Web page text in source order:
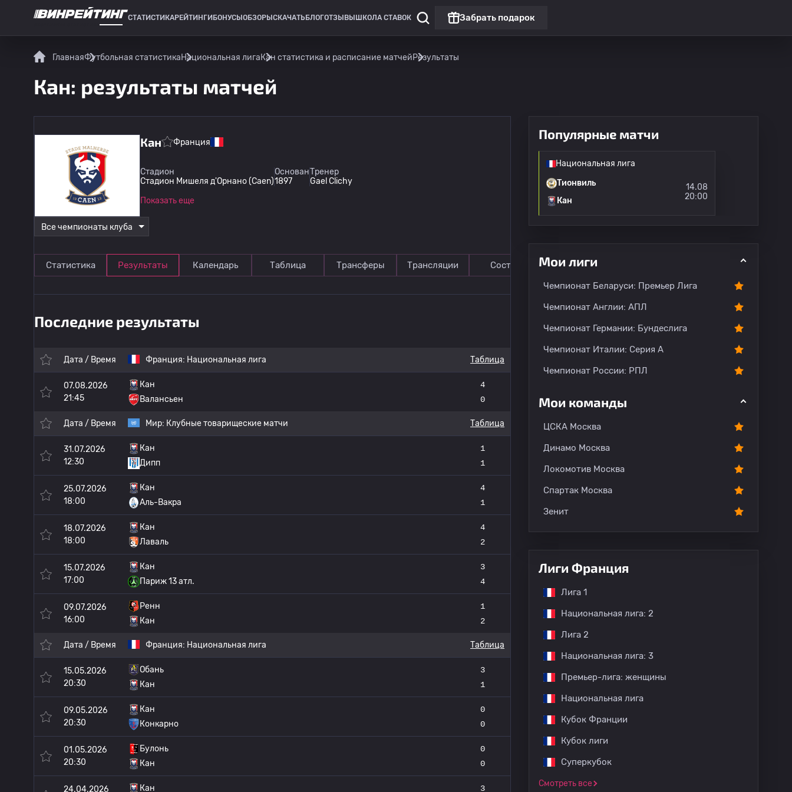
СТАТИСТИКАРЕЙТИНГИ БОНУСЫ ОБЗОРЫ СКАЧАТЬ БЛОГОТЗЫВЫ ШКОЛА СТАВОК Забрать подарок
ГлавнаяФутбольная статистикаНациональная лигаКан статистика и расписание матчейРезультаты
Кан: результаты матчей
Кан Франция
Стадион
Стадион Мишеля д'Орнано (Caen)
Основан
1897
Тренер
Gael Clichy
Показать еще
Все чемпионаты клуба
Статистика Результаты Календарь Таблица Трансферы Трансляции Состав
Последние результаты
Дата / Время Франция: Национальная лига Таблица
07.08.2026
21:45
Кан
Валансьен
4
0
Дата / Время Мир: Клубные товарищеские матчи Таблица
31.07.2026
12:30
Кан
Дипп
1
1
25.07.2026
18:00
Кан
Аль-Вакра
4
1
18.07.2026
18:00
Кан
Лаваль
4
2
15.07.2026
17:00
Кан
Париж 13 атл.
3
4
09.07.2026
16:00
Ренн
Кан
1
2
Дата / Время Франция: Национальная лига Таблица
15.05.2026
20:30
Обань
Кан
3
1
09.05.2026
20:30
Кан
Конкарно
0
0
01.05.2026
20:30
Булонь
Кан
0
0
24.04.2026
Кан
3
Популярные матчи
Национальная лига
Тионвиль
Кан
14.08
20:00
Мои лиги
Чемпионат Беларуси: Премьер Лига
Чемпионат Англии: АПЛ
Чемпионат Германии: Бундеслига
Чемпионат Италии: Серия А
Чемпионат России: РПЛ
Мои команды
ЦСКА Москва
Динамо Москва
Локомотив Москва
Спартак Москва
Зенит
Лиги Франция
Лига 1
Национальная лига: 2
Лига 2
Национальная лига: 3
Премьер-лига: женщины
Национальная лига
Кубок Франции
Кубок лиги
Суперкубок
Смотреть все